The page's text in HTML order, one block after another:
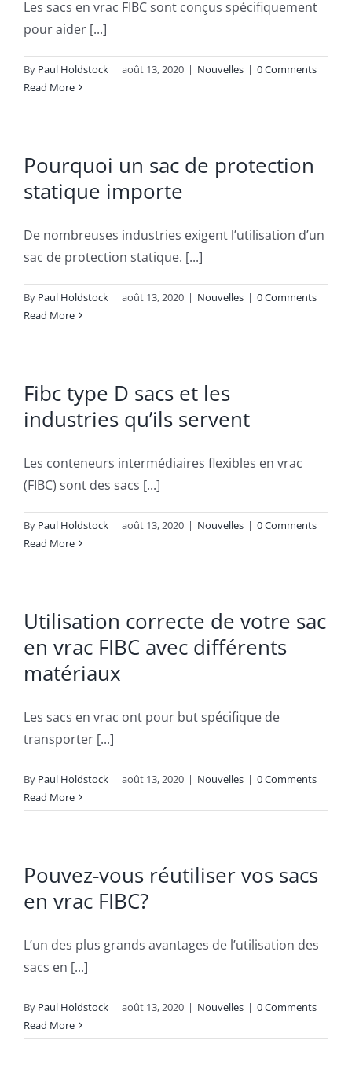
Les sacs en vrac FIBC sont conçus spécifiquement
pour aider [...]
By Paul Holdstock | août 13, 2020 | Nouvelles | 0 Comments
Read More
Pourquoi un sac de protection
statique importe
De nombreuses industries exigent l’utilisation d’un
sac de protection statique. [...]
By Paul Holdstock | août 13, 2020 | Nouvelles | 0 Comments
Read More
Fibc type D sacs et les
industries qu’ils servent
Les conteneurs intermédiaires flexibles en vrac
(FIBC) sont des sacs [...]
By Paul Holdstock | août 13, 2020 | Nouvelles | 0 Comments
Read More
Utilisation correcte de votre sac
en vrac FIBC avec différents
matériaux
Les sacs en vrac ont pour but spécifique de
transporter [...]
By Paul Holdstock | août 13, 2020 | Nouvelles | 0 Comments
Read More
Pouvez-vous réutiliser vos sacs
en vrac FIBC?
L’un des plus grands avantages de l’utilisation des
sacs en [...]
By Paul Holdstock | août 13, 2020 | Nouvelles | 0 Comments
Read More